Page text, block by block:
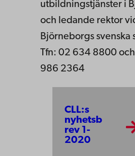
utbildningstjänster i
och ledande rektor
Björneborgs svenska
Tfn: 02 634 8800
986 2364
CLL:s
nyhetsb
rev 1-
2020